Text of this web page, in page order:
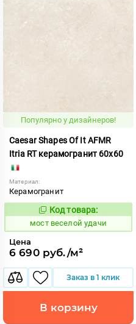
Популярно у дизайнеров!
Caesar Shapes Of It AFMR
Itria RT керамогранит 60x60
Материал:
Керамогранит
1016860
Код товара:
мост веселой удачи
Цена
6 690 руб./м²
Заказ в 1 клик
В корзину